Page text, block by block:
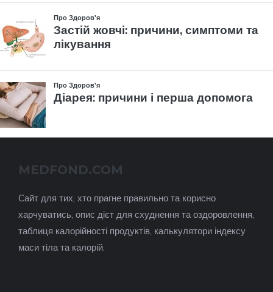
MEDFOND.COM
Cайт для тих, хто прагне правильно та корисно
харчуватись, опис дієт для схуднення та оздоровлення,
таблиця калорійності продуктів, калькулятори індексу
маси тіла та калорій.